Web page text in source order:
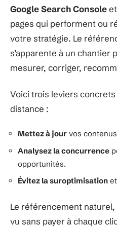
Google Search Consoleet
pages qui performent ou
votre stratégie. Le
s’apparente à un chantier
mesurer, corriger,
Voici trois leviers
distance :
Mettez à jour vos
Analysez la concurrence
opportunités.
Évitez la suroptimisation
Le référencement naturel,
vu sans payer à chaque